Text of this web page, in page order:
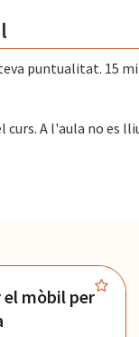
puntualitat. 15
curs. A l'aula no es
el mòbil per